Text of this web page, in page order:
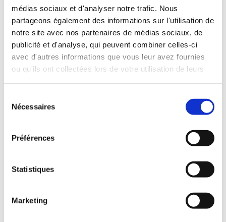
médias sociaux et d'analyser notre trafic. Nous
partageons également des informations sur l'utilisation de
notre site avec nos partenaires de médias sociaux, de
publicité et d'analyse, qui peuvent combiner celles-ci
avec d'autres informations que vous leur avez fournies
ou qu'ils ont collectées lors de votre utilisation de leurs
Nécessaires
Préférences
Statistiques
Marketing